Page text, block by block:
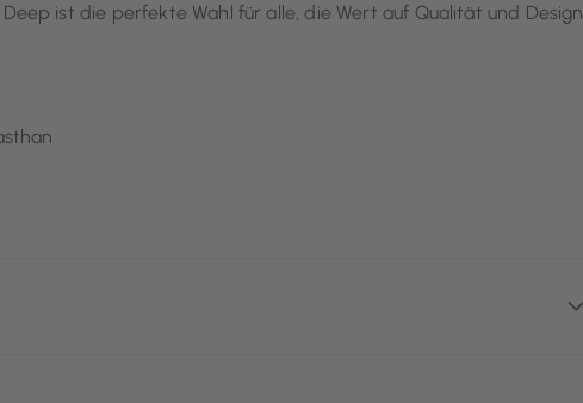
ist die perfekte Wahl für alle, die Wert auf Qualität und Design